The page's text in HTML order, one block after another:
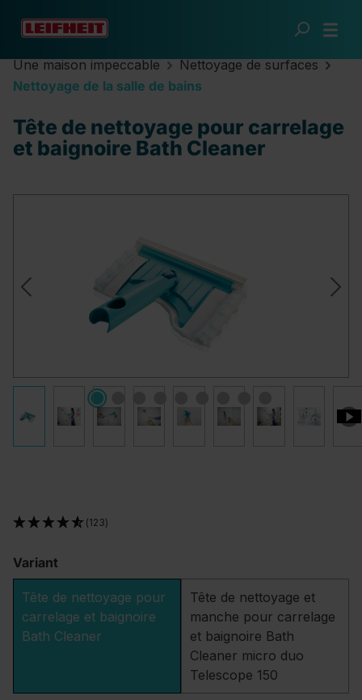
Passer au contenu principal
Une maison impeccable
Nettoyage de surfaces
Nettoyage de la salle de bains
Tête de nettoyage pour carrelage
et baignoire Bath Cleaner
(123)
Variant
Tête de nettoyage pour
carrelage et baignoire
Bath Cleaner
Tête de nettoyage et
manche pour carrelage
et baignoire Bath
Cleaner micro duo
Telescope 150